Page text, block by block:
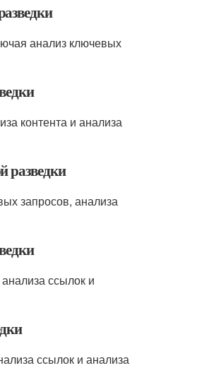
анализ ключевых
контента и анализа
разведки
запросов, анализа
ссылок и
ссылок и анализа